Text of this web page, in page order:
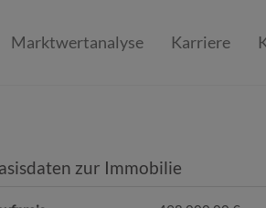
Marktwertanalyse Karriere
zur Immobilie